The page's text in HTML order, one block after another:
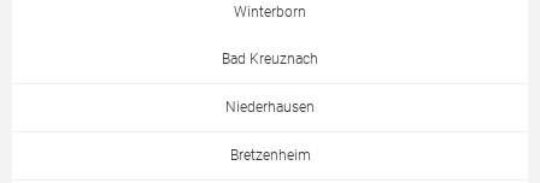
Winterborn
Bad Kreuznach
Niederhausen
Bretzenheim